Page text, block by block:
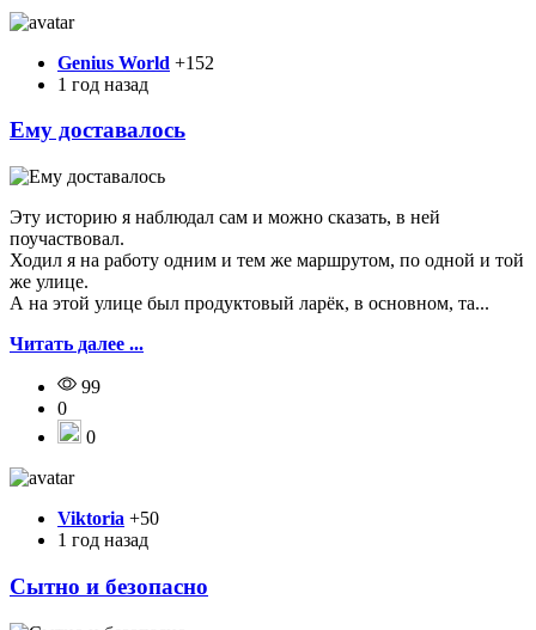
Genius World +152
1 год назад
Ему доставалось
Эту историю я наблюдал сам и можно сказать, в ней
поучаствовал.
Ходил я на работу одним и тем же маршрутом, по одной и той
же улице.
А на этой улице был продуктовый ларёк, в основном, та...
Читать далее ...
99
0
0
Viktoria +50
1 год назад
Сытно и безопасно